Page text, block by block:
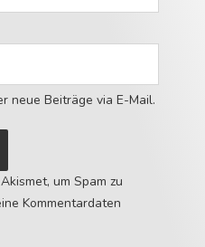
neue Beiträge via E-Mail.
um Spam zu
Kommentardaten